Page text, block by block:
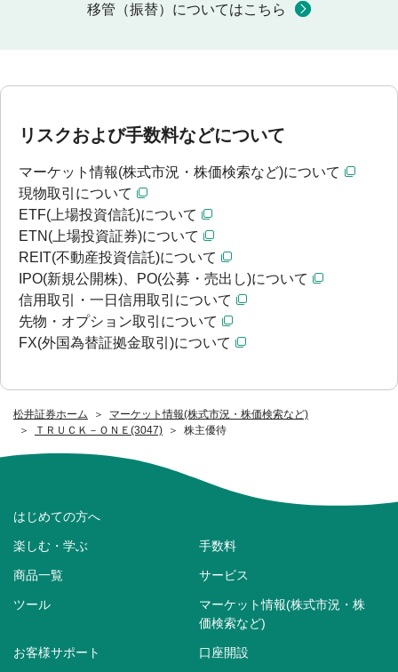
松井証券ホーム
マーケット情報(株式市況・株価検索など)
ＴＲＵＣＫ－ＯＮＥ(3047)
株主優待
移管（振替）についてはこちら
リスクおよび手数料などについて
マーケット情報(株式市況・株価検索など)について
現物取引について
ETF(上場投資信託)について
ETN(上場投資証券)について
REIT(不動産投資信託)について
IPO(新規公開株)、PO(公募・売出し)について
信用取引・一日信用取引について
先物・オプション取引について
FX(外国為替証拠金取引)について
はじめての方へ
楽しむ・学ぶ 手数料
商品一覧 サービス
ツール
マーケット情報(株式市況・株
価検索など)
お客様サポート 口座開設